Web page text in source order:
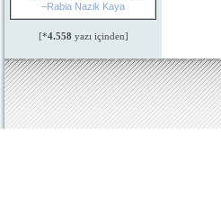
–Rabia Nazik Kaya
[*4.558 yazı içinden]